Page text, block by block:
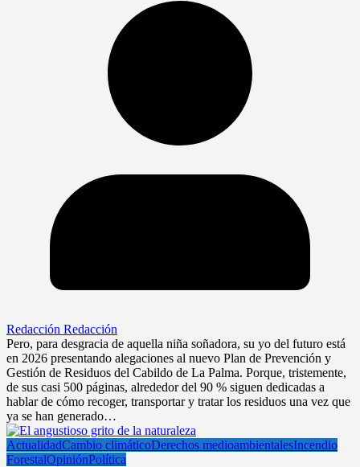
Redacción Redacción
Pero, para desgracia de aquella niña soñadora, su yo del futuro está
en 2026 presentando alegaciones al nuevo Plan de Prevención y
Gestión de Residuos del Cabildo de La Palma. Porque, tristemente,
de sus casi 500 páginas, alrededor del 90 % siguen dedicadas a
hablar de cómo recoger, transportar y tratar los residuos una vez que
ya se han generado…
ActualidadCambio climáticoDerechos medioambientalesIncendio
ForestalOpiniónPolítica